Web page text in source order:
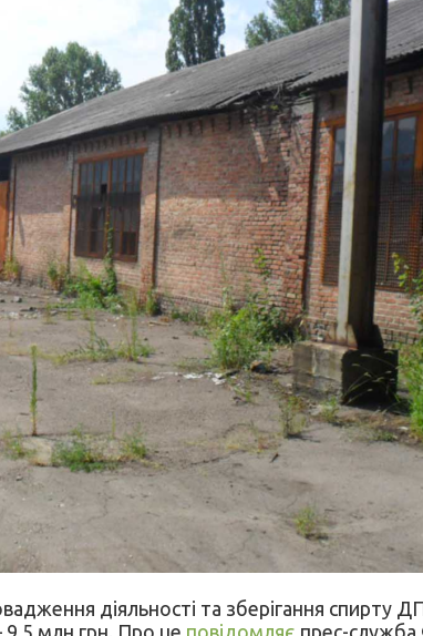
діяльності та зберігання спирту
9,5 млн грн. Про це повідомляє прес-